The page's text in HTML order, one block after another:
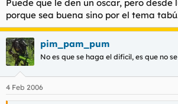
Puede que le den un oscar, pero desde
porque sea buena sino por el tema
pim_pam_pum
No es que se haga el dificil, es que no
4 Feb 2006